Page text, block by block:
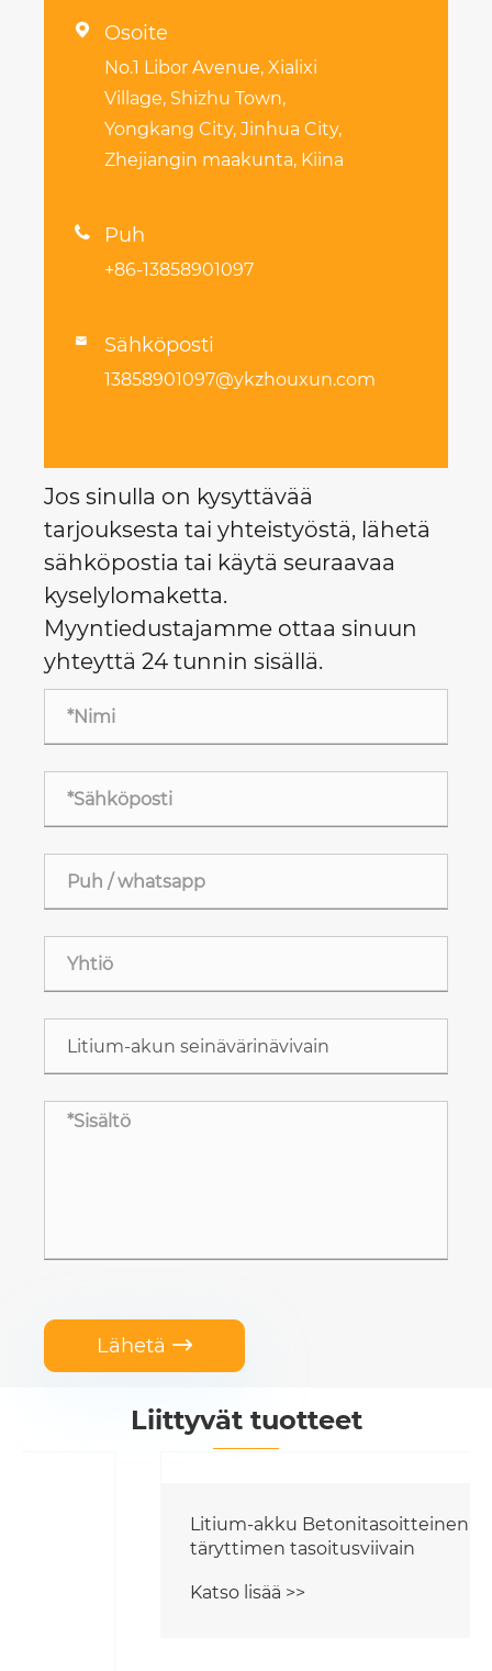
 Osoite
No.1 Libor Avenue, Xialixi
Village, Shizhu Town,
Yongkang City, Jinhua City,
Zhejiangin maakunta, Kiina
 Puh
+86-13858901097
 Sähköposti
13858901097@ykzhouxun.com
Jos sinulla on kysyttävää
tarjouksesta tai yhteistyöstä, lähetä
sähköpostia tai käytä seuraavaa
kyselylomaketta.
Myyntiedustajamme ottaa sinuun
yhteyttä 24 tunnin sisällä.
Lähetä 
Liittyvät tuotteet